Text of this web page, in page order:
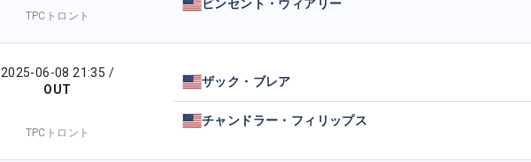
TPCトロント
ビンセント・ウィアリー
2025-06-08 21:35 /
OUT
TPCトロント
ザック・ブレア
チャンドラー・フィリップス